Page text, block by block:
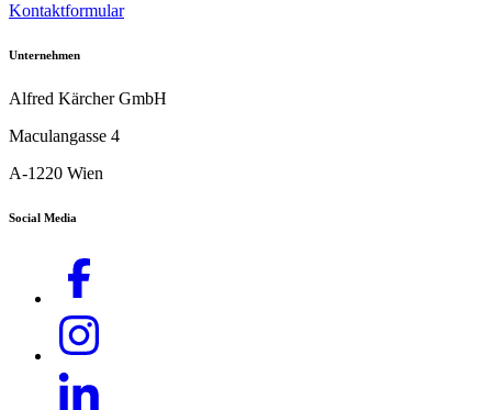
Download PDF
Kontaktformular
Unternehmen
Alfred Kärcher GmbH
Maculangasse 4
A-1220 Wien
Social Media